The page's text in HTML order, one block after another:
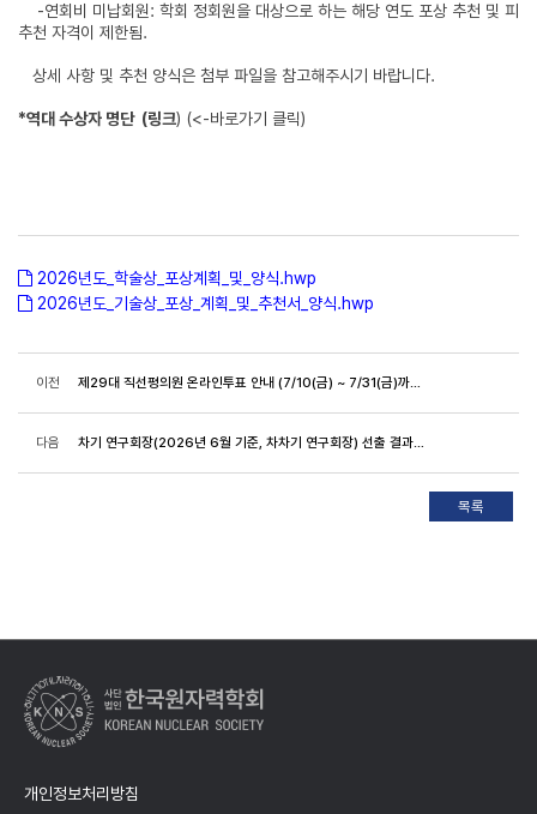
-연회비 미납회원: 학회 정회원을 대상으로 하는 해당 연도 포상 추천 및 피
추천 자격이 제한됨.
상세 사항 및 추천 양식은 첨부 파일을 참고해주시기 바랍니다.
*역대 수상자 명단 (링크) (<-바로가기 클릭)
2026년도_학술상_포상계획_및_양식.hwp
2026년도_기술상_포상_계획_및_추천서_양식.hwp
이전 제29대 직선평의원 온라인투표 안내 (7/10(금) ~ 7/31(금)까지)
다음 차기 연구회장(2026년 6월 기준, 차차기 연구회장) 선출 결과 알림
개인정보처리방침